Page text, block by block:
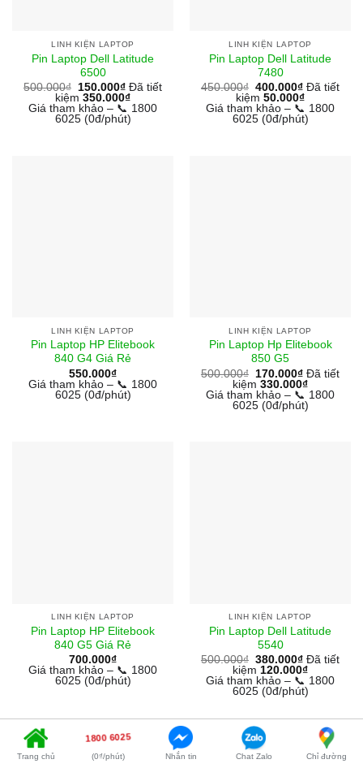
LINH KIỆN LAPTOP
Pin Laptop Dell Latitude
6500
500.000₫ 150.000₫ Đã tiết
kiệm 350.000₫
Giá tham khảo – 📞 1800
6025 (0đ/phút)
LINH KIỆN LAPTOP
Pin Laptop Dell Latitude
7480
450.000₫ 400.000₫ Đã tiết
kiệm 50.000₫
Giá tham khảo – 📞 1800
6025 (0đ/phút)
LINH KIỆN LAPTOP
Pin Laptop HP Elitebook
840 G4 Giá Rẻ
550.000₫
Giá tham khảo – 📞 1800
6025 (0đ/phút)
LINH KIỆN LAPTOP
Pin Laptop Hp Elitebook
850 G5
500.000₫ 170.000₫ Đã tiết
kiệm 330.000₫
Giá tham khảo – 📞 1800
6025 (0đ/phút)
LINH KIỆN LAPTOP
Pin Laptop HP Elitebook
840 G5 Giá Rẻ
700.000₫
Giá tham khảo – 📞 1800
6025 (0đ/phút)
LINH KIỆN LAPTOP
Pin Laptop Dell Latitude
5540
500.000₫ 380.000₫ Đã tiết
kiệm 120.000₫
Giá tham khảo – 📞 1800
6025 (0đ/phút)
Trang chủ
1800 6025
(0₫/phút) Nhắn tin Chat Zalo Chỉ đường